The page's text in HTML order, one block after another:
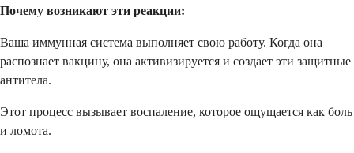
Почему возникают эти реакции:
Ваша иммунная система выполняет свою работу. Когда она
распознает вакцину, она активизируется и создает эти защитные
антитела.
Этот процесс вызывает воспаление, которое ощущается как боль
и ломота.